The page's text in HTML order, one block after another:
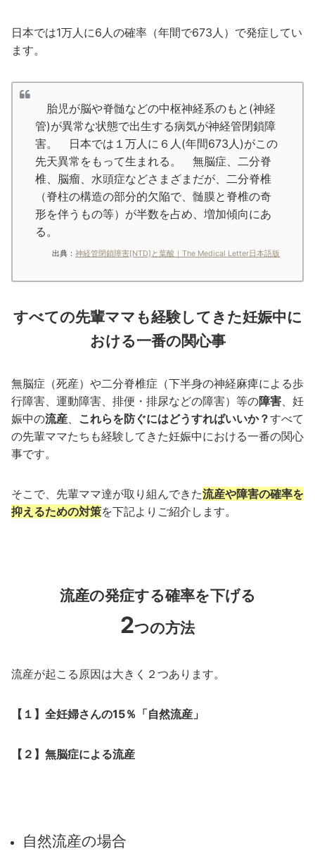
日本では1万人に6人の確率（年間で673人）で発症してい
ます。
胎児が脳や脊髄などの中枢神経系のもと(神経
管)が異常な状態で出生する病気が神経管閉鎖障
害。 日本では１万人に６人(年間673人)がこの
先天異常をもって生まれる。 無脳症、二分脊
椎、脳瘤、水頭症などさまざまだが、二分脊椎
（脊柱の構造の部分的欠陥で、髄膜と脊椎の奇
形を伴うもの等）が半数を占め、増加傾向にあ
る。
出典： 神経管閉鎖障害[NTD]と葉酸｜The Medical Letter日本語版
すべての先輩ママも経験してきた妊娠中に
おける一番の関心事
無脳症（死産）や二分脊椎症（下半身の神経麻痺による歩
行障害、運動障害、排便・排尿などの障害）等の障害 、妊
娠中の流産 これらを防ぐにはどうすればいいか？すべて
の先輩ママたちも経験してきた妊娠中における一番の関心
事です。
そこで、先輩ママ達が取り組んできた流産や障害の確率を
抑えるための対策を下記よりご紹介します。
流産の発症する確率を下げる
2つの方法
流産が起こる原因は大きく２つあります。
【１】全妊婦さんの15％「自然流産」
【２】無脳症による流産
自然流産の場合